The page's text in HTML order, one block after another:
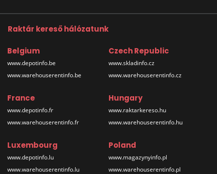
Raktár kereső hálózatunk
Belgium
www.depotinfo.be
www.warehouserentinfo.be
Czech Republic
www.skladinfo.cz
www.warehouserentinfo.cz
France
www.depotinfo.fr
www.warehouserentinfo.fr
Hungary
www.raktarkereso.hu
www.warehouserentinfo.hu
Luxembourg
www.depotinfo.lu
www.warehouserentinfo.lu
Poland
www.magazynyinfo.pl
www.warehouserentinfo.pl